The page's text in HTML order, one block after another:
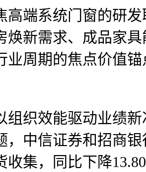
系统门窗的研发
新需求、成品家
周期的焦点价值
织效能驱动业绩新
中信证券和招商
集，同比下降